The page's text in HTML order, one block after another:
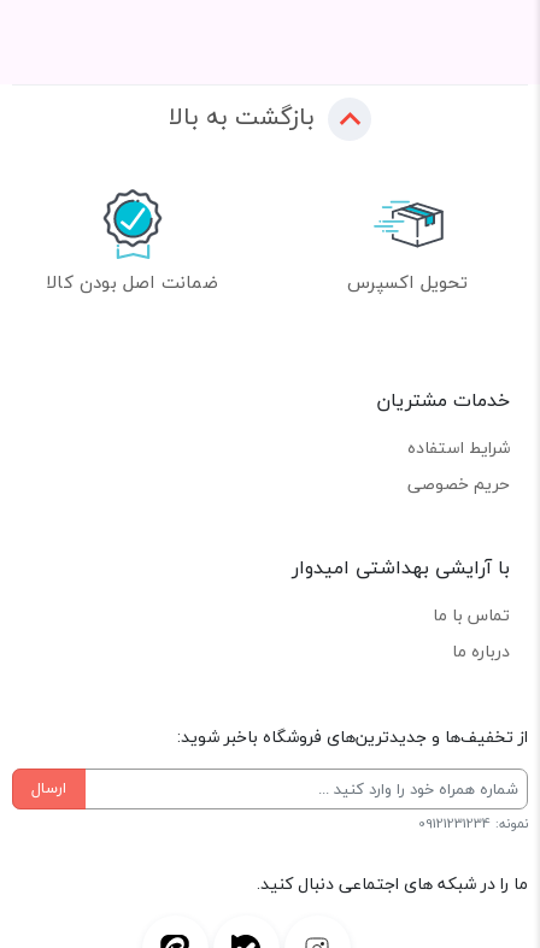
بازگشت به بالا
تحویل اکسپرس ضمانت اصل بودن کالا
خدمات مشتریان
شرایط استفاده
حریم خصوصی
با آرایشی بهداشتی امیدوار
تماس با ما
درباره ما
از تخفیف‌ها و جدیدترین‌های فروشگاه باخبر شوید:
ارسال
نمونه: 09121231234
ما را در شبکه های اجتماعی دنبال کنید.